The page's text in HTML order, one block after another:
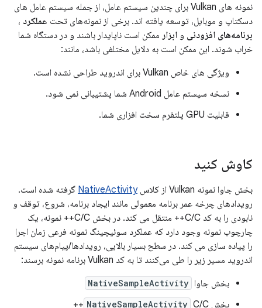
نمونه های Vulkan برای چندین سیستم عامل، از جمله سیستم عامل های
دسکتاپ و موبایل، توسعه یافته اند. برخی از نمونه‌های تحت عملکرد ،
برنامه‌های افزودنی و ابزار ممکن است ناپایدار باشند و در دستگاه شما
خراب شوند. این ممکن است به دلایل مختلفی باشد، مانند:
ویژگی های خاص Vulkan برای اندروید طراحی نشده است.
نسخه سیستم عامل Android شما پشتیبانی نمی شود.
قابلیت GPU پلتفرم سخت افزاری شما.
کاوش کنید
بخش جاوا نمونه Vulkan از کلاس NativeActivity گرفته شده است.
رویدادهای چرخه عمر برنامه معمولی مانند ایجاد برنامه، شروع، توقف و
نابودی را به کد C/C++ منتقل می کند. در بخش C/C++ نمونه، یک
چارچوب نمونه وجود دارد که عملکرد سوئیچینگ نمونه فرعی زمان اجرا
را پیاده سازی می کند. در سطح بسیار بالایی، رویدادها/پیام‌های سیستم
اندروید مسیر زیر را طی می‌کنند تا به کد Vulkan برنامه نمونه برسند:
بخش جاوا NativeSampleActivity
بخش NativeSampleActivity C/C++